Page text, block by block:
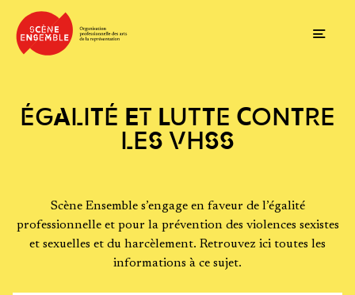
ÉGALITÉ ET LUTTE CONTRE
LES VHSS
Scène Ensemble s’engage en faveur de l’égalité
professionnelle et pour la prévention des violences sexistes
et sexuelles et du harcèlement. Retrouvez ici toutes les
informations à ce sujet.